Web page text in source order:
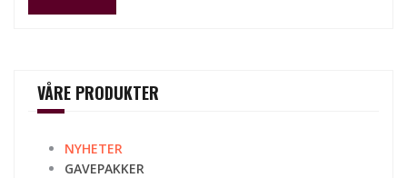
VÅRE PRODUKTER
NYHETER
GAVEPAKKER